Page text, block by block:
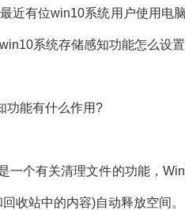
近有位win10系统用户使用电
系统存储感知功能怎么设
能有什么作用?
个有关清理文件的功能，
收站中的内容)自动释放空间。